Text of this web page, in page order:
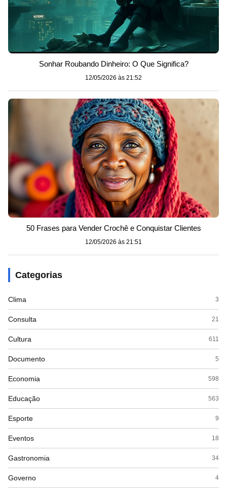
Sonhar Roubando Dinheiro: O Que Significa?
12/05/2026 às 21:52
50 Frases para Vender Crochê e Conquistar Clientes
12/05/2026 às 21:51
Categorias
Clima 3
Consulta 21
Cultura 611
Documento 5
Economia 598
Educação 563
Esporte 9
Eventos 18
Gastronomia 34
Governo 4